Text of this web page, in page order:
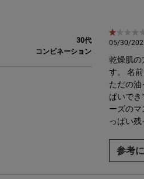
30代
コンビネーション
5星中1。
05/30/
乾燥肌の
す。 名
ただの
ぱいで
ーズの
っぱい残
参考